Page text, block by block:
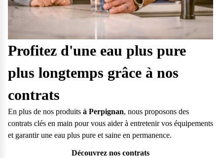
Profitez d'une eau plus pure
plus longtemps grâce à nos
contrats
En plus de nos produits à Perpignan, nous proposons des
contrats clés en main pour vous aider à entretenir vos équipements
et garantir une eau plus pure et saine en permanence.
Découvrez nos contrats